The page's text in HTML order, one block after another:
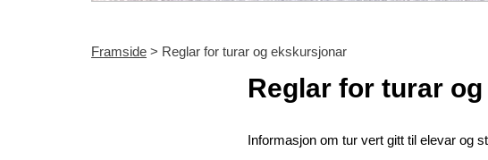
Framside > Reglar for turar og ekskursjonar
Reglar for turar
Informasjon om tur vert gitt til elevar og